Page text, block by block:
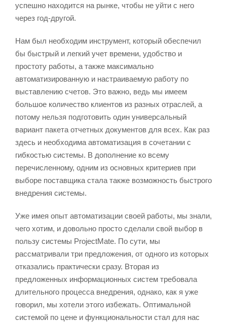
успешно находится на рынке, чтобы не уйти с него
через год-другой.
Нам был необходим инструмент, который обеспечил
бы быстрый и легкий учет времени, удобство и
простоту работы, а также максимально
автоматизированную и настраиваемую работу по
выставлению счетов. Это важно, ведь мы имеем
большое количество клиентов из разных отраслей, а
потому нельзя подготовить один универсальный
вариант пакета отчетных документов для всех. Как раз
здесь и необходима автоматизация в сочетании с
гибкостью системы. В дополнение ко всему
перечисленному, одним из основных критериев при
выборе поставщика стала также возможность быстрого
внедрения системы.
Уже имея опыт автоматизации своей работы, мы знали,
чего хотим, и довольно просто сделали свой выбор в
пользу системы ProjectMate. По сути, мы
рассматривали три предложения, от одного из которых
отказались практически сразу. Вторая из
предложенных информационных систем требовала
длительного процесса внедрения, однако, как я уже
говорил, мы хотели этого избежать. Оптимальной
системой по цене и функциональности стал для нас